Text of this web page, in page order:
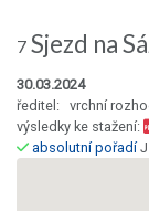
7 Sjezd na
30.03.2024
ředitel: vrchní
výsledky ke stažení:
absolutní pořadíJ